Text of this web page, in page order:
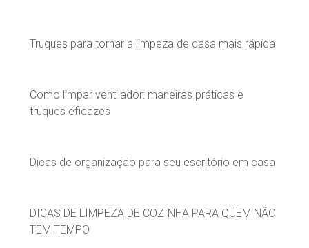
Truques para tornar a limpeza de casa mais rápida
Como limpar ventilador: maneiras práticas e
truques eficazes
Dicas de organização para seu escritório em casa
DICAS DE LIMPEZA DE COZINHA PARA QUEM NÃO
TEM TEMPO